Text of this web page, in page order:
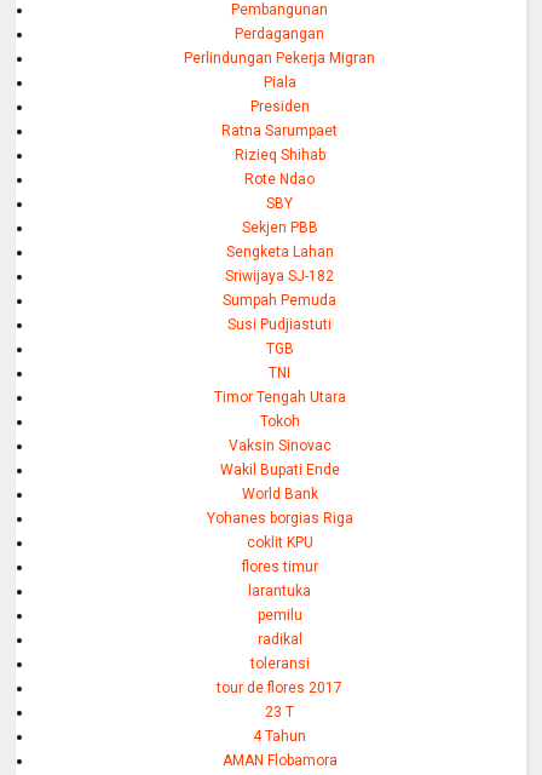
Pembangunan
Perdagangan
Perlindungan Pekerja Migran
Piala
Presiden
Ratna Sarumpaet
Rizieq Shihab
Rote Ndao
SBY
Sekjen PBB
Sengketa Lahan
Sriwijaya SJ-182
Sumpah Pemuda
Susi Pudjiastuti
TGB
TNI
Timor Tengah Utara
Tokoh
Vaksin Sinovac
Wakil Bupati Ende
World Bank
Yohanes borgias Riga
coklit KPU
flores timur
larantuka
pemilu
radikal
toleransi
tour de flores 2017
23 T
4 Tahun
AMAN Flobamora